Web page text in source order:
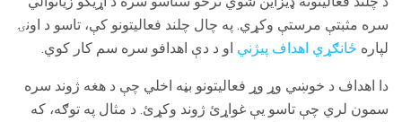
سره مثبتې مرستې وکړي. په چال چلند فعالیتونو کې، تاسو د اونۍ
لپاره ځانګړي اهداف پیژني او د دې اهدافو سره سم کار کوي.
دا اهداف د خوښي وړ وړ فعالیتونو بڼه اخلي چې د هغه ژوند سره
سمون لري چې تاسو یې غواړئ ژوند وکړئ. د مثال په توګه، که